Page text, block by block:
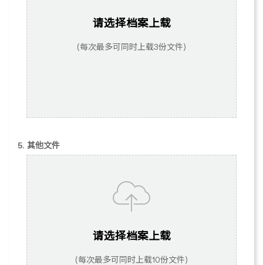
请选择档案上载
(每次最多可同时上载3份文件)
5. 其他文件
请选择档案上载
(每次最多可同时上载10份文件)